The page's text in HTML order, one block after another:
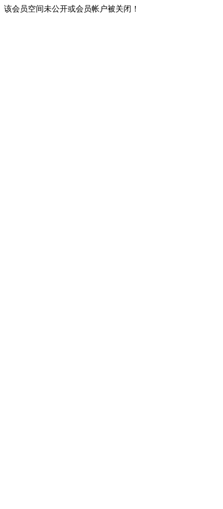
该会员空间未公开或会员帐户被关闭！